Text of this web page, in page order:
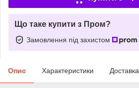
Що таке купити з Пром?
Замовлення під захистом
Опис Характеристики Доставка